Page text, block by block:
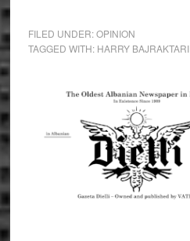
FILED UNDER:OPINION
TAGGED WITH: HARRY BAJRAKTARI